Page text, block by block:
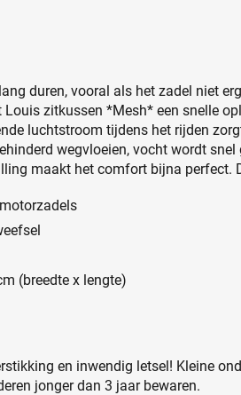
duren, vooral als het zadel niet
Louis zitkussen *Mesh* een snelle
luchtstroom tijdens het rijden
wegvloeien, vocht wordt snel
maakt het comfort bijna perfect.
(breedte x lengte)
en inwendig letsel! Kleine
jonger dan 3 jaar bewaren.